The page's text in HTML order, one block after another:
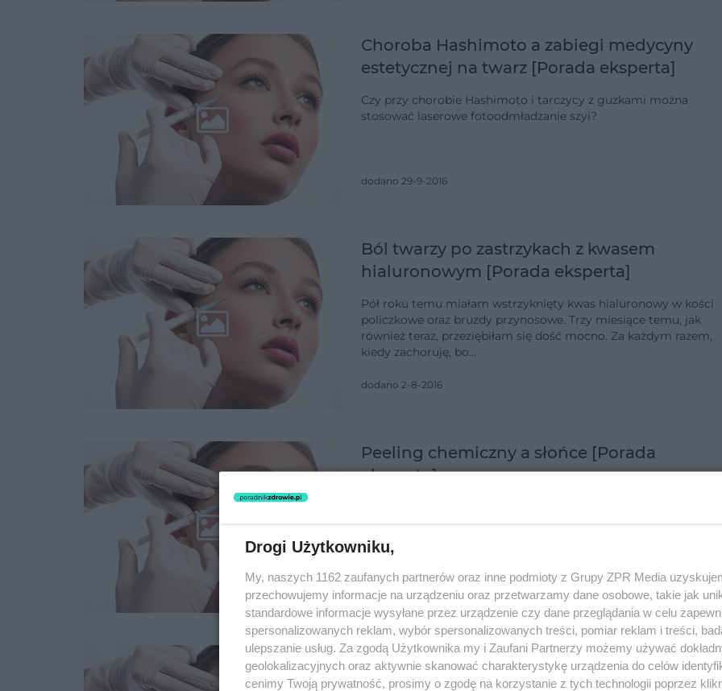
Choroba Hashimoto a zabiegi medycyny
estetycznej na twarz [Porada eksperta]
Czy przy chorobie Hashimoto i tarczycy z guzkami można
stosować laserowe fotoodmładzanie szyi?
dodano 29-9-2016
Ból twarzy po zastrzykach z kwasem
hialuronowym [Porada eksperta]
Pół roku temu miałam wstrzyknięty kwas hialuronowy w kości
policzkowe oraz bruzdy przynosowe. Trzy miesiące temu, jak
również teraz, przeziębiłam się dość mocno. Za każdym razem,
kiedy zachoruję, bo…
dodano 2-8-2016
Peeling chemiczny a słońce [Porada
eksperta]
drugi tego typu zabieg w tym roku (pierwszy wykonywany był
lutym).
dodano 16-5-2016
Skutki uboczne depilacji laserowej [Porada
eksperta]
Drogi Użytkowniku,
My, naszych 1162 zaufanych partnerów oraz inne podmioty z Grupy ZPR Media
przechowujemy informacje na urządzeniu oraz przetwarzamy dane osobowe, takie jak
standardowe informacje wysyłane przez urządzenie czy dane przeglądania w celu
spersonalizowanych reklam, wybór spersonalizowanych treści, pomiar reklam i treści,
ulepszanie usług. Za zgodą Użytkownika my i Zaufani Partnerzy możemy używać
geolokalizacyjnych oraz aktywnie skanować charakterystykę urządzenia do celów
cenimy Twoją prywatność, prosimy o zgodę na korzystanie z tych technologii poprzez